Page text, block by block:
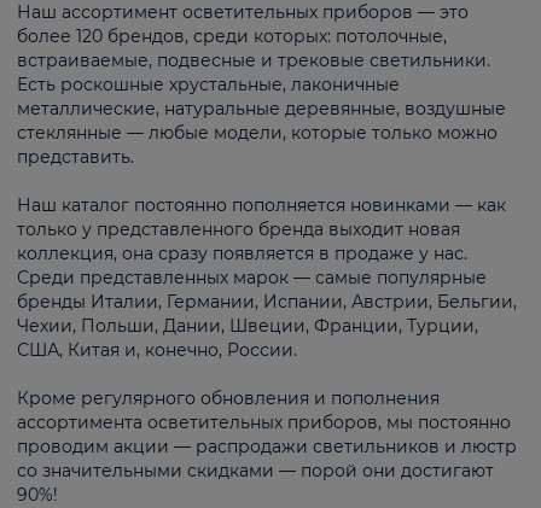
Наш ассортимент осветительных приборов — это
более 120 брендов, среди которых: потолочные,
встраиваемые, подвесные и трековые светильники.
Есть роскошные хрустальные, лаконичные
металлические, натуральные деревянные, воздушные
стеклянные — любые модели, которые только можно
представить.
Наш каталог постоянно пополняется новинками — как
только у представленного бренда выходит новая
коллекция, она сразу появляется в продаже у нас.
Среди представленных марок — самые популярные
бренды Италии, Германии, Испании, Австрии, Бельгии,
Чехии, Польши, Дании, Швеции, Франции, Турции,
США, Китая и, конечно, России.
Кроме регулярного обновления и пополнения
ассортимента осветительных приборов, мы постоянно
проводим акции — распродажи светильников и люстр
со значительными скидками — порой они достигают
90%!